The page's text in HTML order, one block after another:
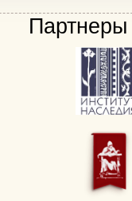
Партнеры